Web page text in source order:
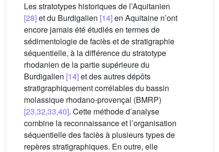
Les stratotypes historiques de l’Aquitanien
[28]et du Burdigalien [14]en Aquitaine n’ont
encore jamais été étudiés en termes de
sédimentologie de faciès et de stratigraphie
séquentielle, à la différence du stratotype
rhodanien de la partie supérieure du
Burdigalien [14]et des autres dépôts
stratigraphiquement corrélables du bassin
molassique rhodano-provençal (BMRP)
[23,32,33,40]. Cette méthode d’analyse
combine la reconnaissance et l’organisation
séquentielle des faciès à plusieurs types de
repères stratigraphiques. En outre, elle